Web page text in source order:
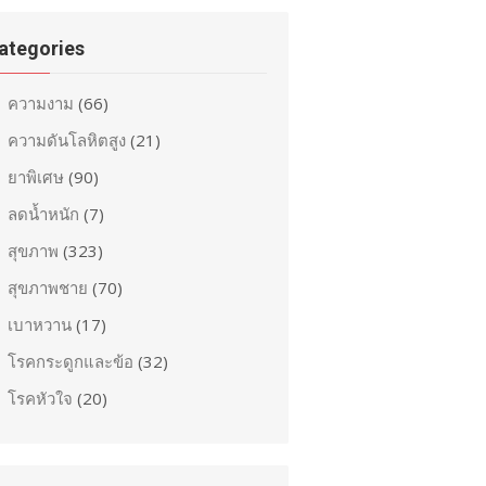
ความงาม (66)
ความดันโลหิตสูง (21)
ยาพิเศษ (90)
ลดน้ำหนัก (7)
สุขภาพ (323)
สุขภาพชาย (70)
เบาหวาน (17)
โรคกระดูกและข้อ (32)
โรคหัวใจ (20)